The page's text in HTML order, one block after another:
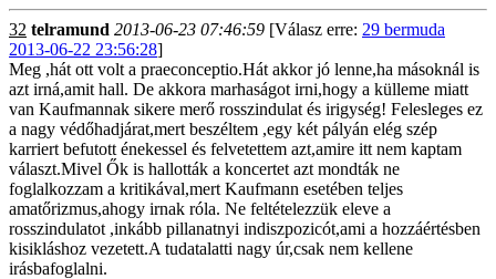
32 telramund 2013-06-23 07:46:59 [Válasz erre: 29 bermuda
2013-06-22 23:56:28]
Meg ,hát ott volt a praeconceptio.Hát akkor jó lenne,ha másoknál is
azt irná,amit hall. De akkora marhaságot irni,hogy a külleme miatt
van Kaufmannak sikere merő rosszindulat és irigység! Felesleges ez
a nagy védőhadjárat,mert beszéltem ,egy két pályán elég szép
karriert befutott énekessel és felvetettem azt,amire itt nem kaptam
választ.Mivel Ők is hallották a koncertet azt mondták ne
foglalkozzam a kritikával,mert Kaufmann esetében teljes
amatőrizmus,ahogy irnak róla. Ne feltételezzük eleve a
rosszindulatot ,inkább pillanatnyi indiszpozicót,ami a hozzáértésben
kisikláshoz vezetett.A tudatalatti nagy úr,csak nem kellene
irásbafoglalni.